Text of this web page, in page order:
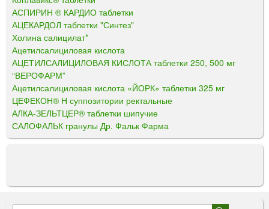
АСПИРИН ® КАРДИО таблетки
АЦЕКАРДОЛ таблетки "Синтез"
Холина салицилат*
Ацетилсалициловая кислота
АЦЕТИЛСАЛИЦИЛОВАЯ КИСЛОТА таблетки 250, 500 мг
“ВЕРОФАРМ”
Ацетилсалициловая кислота «ЙОРК» таблетки 325 мг
ЦЕФЕКОН® Н суппозитории ректальные
АЛКА-ЗЕЛЬТЦЕР® таблетки шипучие
САЛОФАЛЬК гранулы Др. Фальк Фарма